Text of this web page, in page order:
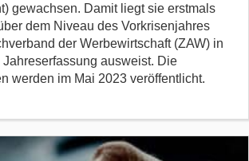
gewachsen. Damit liegt sie erstmals
dem Niveau des Vorkrisenjahres
der Werbewirtschaft (ZAW) in
ausweist. Die
werden im Mai 2023 veröffentlicht.